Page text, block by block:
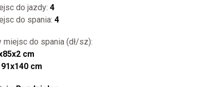
do jazdy: 4
do spania: 4
miejsc do spania (dł/sz):
cm
cm